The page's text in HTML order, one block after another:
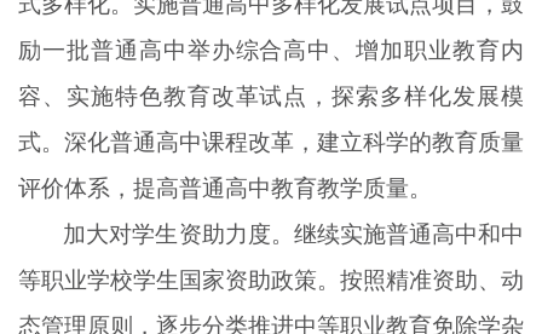
励一批普通高中举办综合高中、增加职业教育内
容、实施特色教育改革试点，探索多样化发展模
式。深化普通高中课程改革，建立科学的教育质量
评价体系，提高普通高中教育教学质量。
加大对学生资助力度。继续实施普通高中和中
等职业学校学生国家资助政策。按照精准资助、动
态管理原则，逐步分类推进中等职业教育免除学杂